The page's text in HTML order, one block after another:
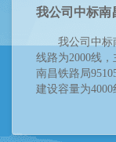
我公司中标南
我公司中标
线路为2000线
南昌铁路局
建设容量为4000